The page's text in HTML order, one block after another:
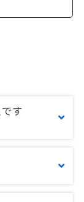
す